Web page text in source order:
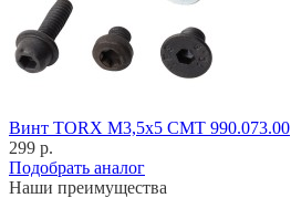
Винт TORX M3,5x5 CMT 990.073.00
299 р.
Подобрать аналог
Наши преимущества